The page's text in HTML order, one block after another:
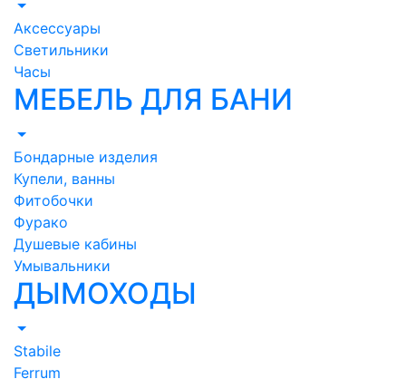
Аксессуары
Светильники
Часы
МЕБЕЛЬ ДЛЯ БАНИ
Бондарные изделия
Купели, ванны
Фитобочки
Фурако
Душевые кабины
Умывальники
ДЫМОХОДЫ
Stabile
Ferrum